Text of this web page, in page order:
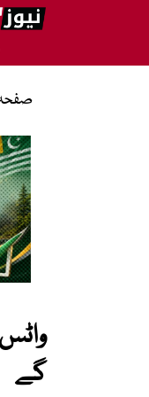
گے